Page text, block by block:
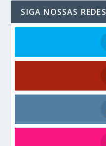
SIGA NOSSAS REDES